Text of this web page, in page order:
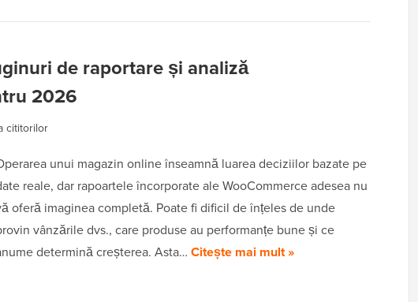
de raportare și analiză
2026
cititorilor
unui magazin online înseamnă luarea deciziilor bazate pe
reale, dar rapoartele încorporate ale WooCommerce adesea nu
oferă imaginea completă. Poate fi dificil de înțeles de unde
vânzările dvs., care produse au performanțe bune și ce
determină creșterea. Asta… Citește mai mult »